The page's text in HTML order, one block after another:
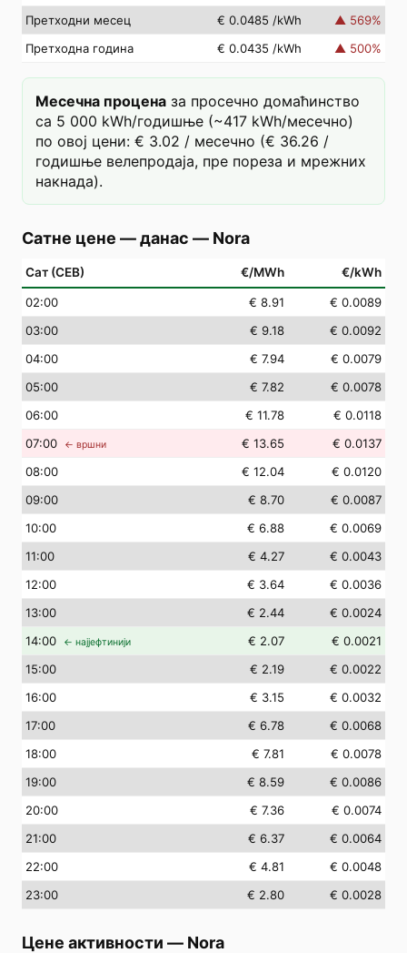
Претходни месец
€ 0.0485 /kWh ▲ 569%
Претходна година
€ 0.0435 /kWh ▲ 500%
Месечна процена за просечно домаћинство
са 5 000 kWh/годишње (~417 kWh/месечно)
по овој цени: € 3.02 / месечно (€ 36.26 /
годишње велепродаја, пре пореза и мрежних
накнада).
Сатне цене — данас — Nora
Сат (СЕВ) €/MWh €/kWh
02:00 € 8.91
€ 0.0089
03:00 € 9.18
€ 0.0092
04:00 € 7.94
€ 0.0079
05:00 € 7.82
€ 0.0078
06:00 € 11.78
€ 0.0118
07:00 ← вршни € 13.65
€ 0.0137
08:00 € 12.04
€ 0.0120
09:00 € 8.70
€ 0.0087
10:00 € 6.88
€ 0.0069
11:00 € 4.27
€ 0.0043
12:00 € 3.64
€ 0.0036
13:00 € 2.44
€ 0.0024
14:00 ← најјефтинији € 2.07
€ 0.0021
15:00 € 2.19
€ 0.0022
16:00 € 3.15
€ 0.0032
17:00 € 6.78
€ 0.0068
18:00 € 7.81
€ 0.0078
19:00 € 8.59
€ 0.0086
20:00 € 7.36
€ 0.0074
21:00 € 6.37
€ 0.0064
22:00 € 4.81
€ 0.0048
23:00 € 2.80 € 0.0028
Цене активности — Nora